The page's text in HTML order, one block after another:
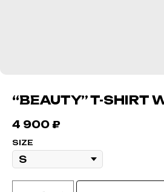
“BEAUTY” T-SHIRT
4 900 ₽
SIZE